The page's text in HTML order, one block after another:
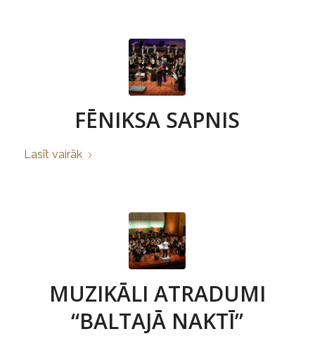
FĒNIKSA SAPNIS
Lasīt vairāk
MUZIKĀLI ATRADUMI
“BALTAJĀ NAKTĪ”